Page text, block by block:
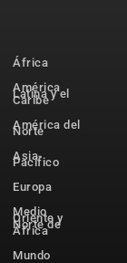
África
América
Latina y el
Caribe
América del
Norte
Asia-
Pacífico
Europa
Medio
Oriente y
Norte de
África
Mundo